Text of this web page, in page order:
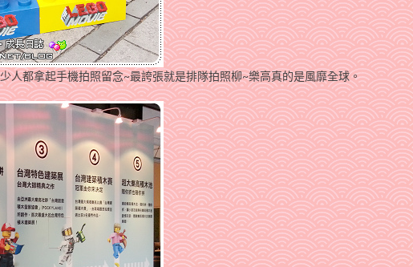
人都拿起手機拍照留念~最誇張就是排隊拍照柳~樂高真的是風靡全球。